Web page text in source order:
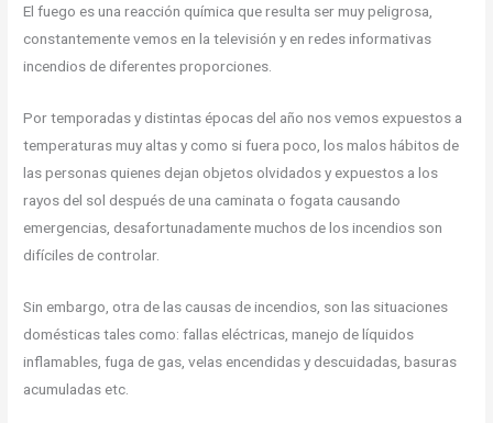
El fuego es una reacción química que resulta ser muy peligrosa,
constantemente vemos en la televisión y en redes informativas
incendios de diferentes proporciones.
Por temporadas y distintas épocas del año nos vemos expuestos a
temperaturas muy altas y como si fuera poco, los malos hábitos de
las personas quienes dejan objetos olvidados y expuestos a los
rayos del sol después de una caminata o fogata causando
emergencias, desafortunadamente muchos de los incendios son
difíciles de controlar.
Sin embargo, otra de las causas de incendios, son las situaciones
domésticas tales como: fallas eléctricas, manejo de líquidos
inflamables, fuga de gas, velas encendidas y descuidadas, basuras
acumuladas etc.